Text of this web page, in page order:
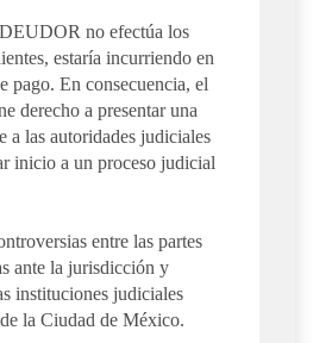
no efectúa los
estaría incurriendo en
pago. En consecuencia, el
derecho a presentar una
a las autoridades judiciales
inicio a un proceso judicial
entre las partes
ante la jurisdicción y
instituciones judiciales
la Ciudad de México.